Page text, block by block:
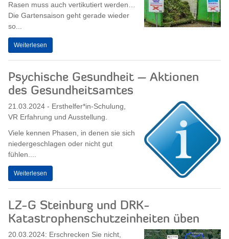
Rasen muss auch vertikutiert werden…
Die Gartensaison geht gerade wieder
so...
Weiterlesen
Psychische Gesundheit – Aktionen
des Gesundheitsamtes
21.03.2024 - Ersthelfer*in-Schulung,
VR Erfahrung und Ausstellung.
Viele kennen Phasen, in denen sie sich
niedergeschlagen oder nicht gut
fühlen....
Weiterlesen
LZ-G Steinburg und DRK-
Katastrophenschutzeinheiten üben
20.03.2024: Erschrecken Sie nicht,